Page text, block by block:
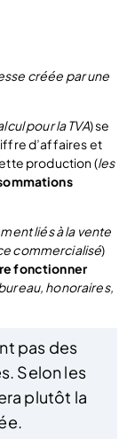
créée par une
pour la TVA) se
d’affaires et
production (les
liés à la vente
commercialisé)
fonctionner
honoraires,
pas des
Selon les
plutôt la